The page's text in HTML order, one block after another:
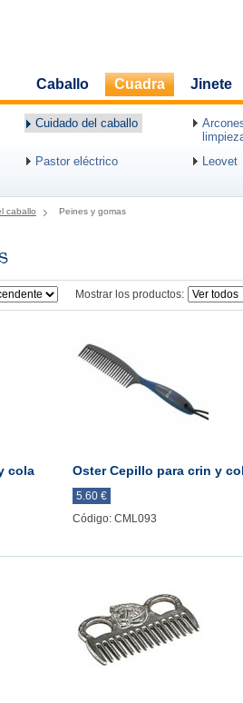
Caballo Cuadra Jinete
Cuidado del caballo
Pastor eléctrico
Leovet
caballo Peines y gomas
Mostrar los productos:
cola Oster Cepillo para crin y
5.60 €
Código: CML093